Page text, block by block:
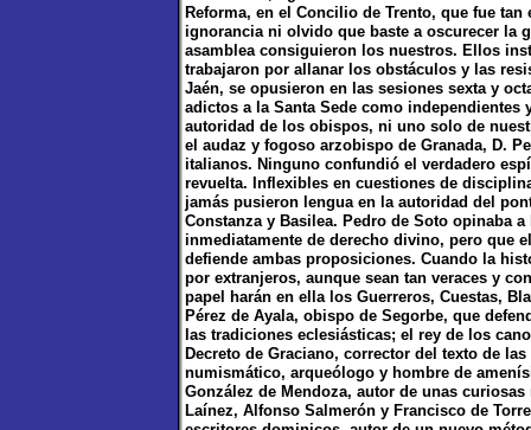
Reforma, en el Concilio de Trento, que fue
ignorancia ni olvido que baste a oscurecer la
asamblea consiguieron los nuestros. Ellos
trabajaron por allanar los obstáculos y las
Jaén, se opusieron en las sesiones sexta y
adictos a la Santa Sede como
autoridad de los obispos, ni uno solo de
el audaz y fogoso arzobispo de Granada, D.
italianos. Ninguno confundió el verdadero
revuelta. Inflexibles en cuestiones de
jamás pusieron lengua en la autoridad del
Constanza y Basilea. Pedro de Soto opinaba
inmediatamente de derecho divino, pero que
defiende ambas proposiciones. Cuando la
por extranjeros, aunque sean tan veraces y
papel harán en ella los Guerreros, Cuestas,
Pérez de Ayala, obispo de Segorbe, que
las tradiciones eclesiásticas; el rey de los
Decreto de Graciano, corrector del texto de
numismático, arqueólogo y hombre de
González de Mendoza, autor de unas
Laínez, Alfonso Salmerón y Francisco de